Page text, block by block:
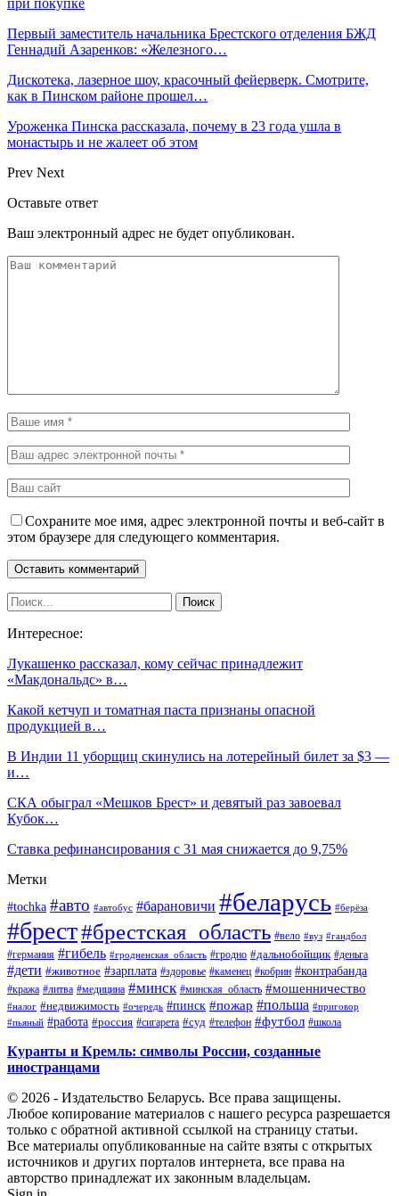
Первый заместитель начальника Брестского отделения БЖД
Геннадий Азаренков: «Железного…
Дискотека, лазерное шоу, красочный фейерверк. Смотрите,
как в Пинском районе прошел…
Уроженка Пинска рассказала, почему в 23 года ушла в
монастырь и не жалеет об этом
Prev Next
Оставьте ответ
Ваш электронный адрес не будет опубликован.
Сохраните мое имя, адрес электронной почты и веб-сайт в
этом браузере для следующего комментария.
Интересное:
Лукашенко рассказал, кому сейчас принадлежит
«Макдональдс» в…
Какой кетчуп и томатная паста признаны опасной
продукцией в…
В Индии 11 уборщиц скинулись на лотерейный билет за $3 —
и…
СКА обыграл «Мешков Брест» и девятый раз завоевал
Кубок…
Ставка рефинансирования с 31 мая снижается до 9,75%
Метки
#tochka #авто #автобус #барановичи #беларусь #берёза
#брест#брестская_область #вело #вуз #гандбол
#германия #гибель #гродненская_область #гродно #дальнобойщик #деньга
#дети #животное #зарплата #здоровье #каменец #кобрин #контрабанда
#кража #литва #медицина #минск #минская_область #мошенничество
#налог #недвижимость #очередь #пинск #пожар #польша #приговор
#пьяный #работа #россия #сигарета #суд #телефон #футбол #школа
Куранты и Кремль: символы России, созданные
иностранцами
© 2026 - Издательство Беларусь. Все права защищены.
Любое копирование материалов с нашего ресурса разрешается
только с обратной активной ссылкой на страницу статьи.
Все материалы опубликованные на сайте взяты с открытых
источников и других порталов интернета, все права на
авторство принадлежат их законным владельцам.